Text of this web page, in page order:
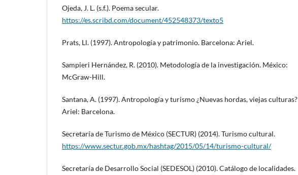
Ojeda, J. L. (s.f.). Poema secular.
https://es.scribd.com/document/452548373/texto5
Prats, Ll. (1997). Antropología y patrimonio. Barcelona: Ariel.
Sampieri Hernández, R. (2010). Metodología de la investigación. México:
McGraw-Hill.
Santana, A. (1997). Antropología y turismo ¿Nuevas hordas, viejas culturas?
Ariel: Barcelona.
Secretaría de Turismo de México (SECTUR) (2014). Turismo cultural.
https://www.sectur.gob.mx/hashtag/2015/05/14/turismo-cultural/
Secretaría de Desarrollo Social (SEDESOL) (2010). Catálogo de localidades.